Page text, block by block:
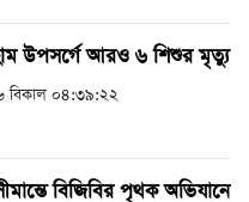
উপসর্গে আরও ৬ শিশুর মৃত্যু
বিকাল ০৪:৩৯:২২
বিজিবির পৃথক অভিযানে